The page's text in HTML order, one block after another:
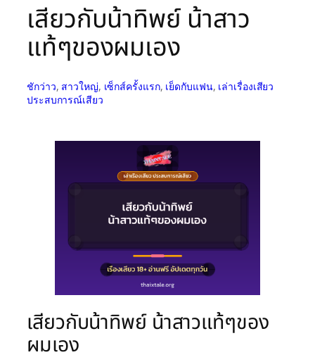
เสียวกับน้าทิพย์ น้าสาว
แท้ๆของผมเอง
ชักว่าว, สาวใหญ่, เซ็กส์ครั้งแรก, เย็ดกับแฟน, เล่าเรื่องเสียว
ประสบการณ์เสียว
เสียวกับน้าทิพย์ น้าสาวแท้ๆของ
ผมเอง